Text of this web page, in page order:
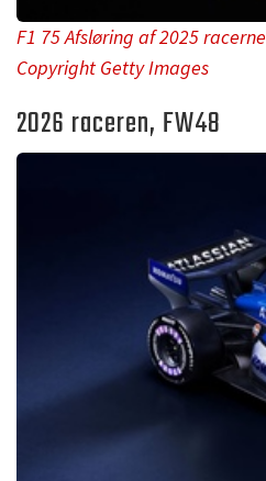
F1 75 Afsløring af 2025 racerne
Copyright Getty Images
2026 raceren, FW48